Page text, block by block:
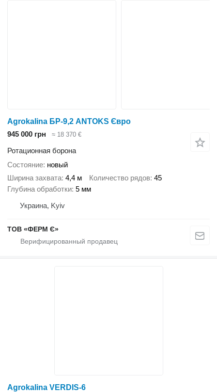
Agrokalina БР-9,2 ANTOKS Євро
945 000 грн
≈ 18 370 €
Ротационная борона
Состояние новый
Ширина захвата 4,4 м Количество рядов 45
Глубина обработки 5 мм
Украина, Kyiv
ТОВ «ФЕРМ Є»
Agrokalina VERDIS-6